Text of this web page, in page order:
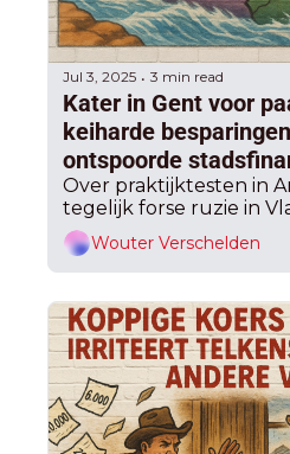
Jul 3, 2025 • 3 min read
Kater in Gent voor
keiharde
ontspoorde
spreekt van "slechte
Over praktijktesten in
tegelijk forse ruzie in
Wouter Verschelden